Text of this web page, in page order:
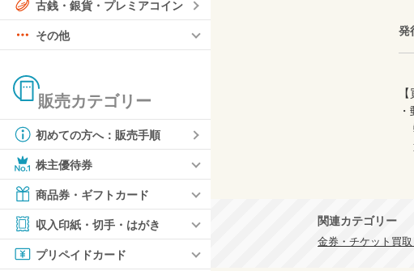
古銭・銀貨・プレミアコイン
その他
販売カテゴリー
初めての方へ：販売手順
株主優待券
商品券・ギフトカード
収入印紙・切手・はがき
プリペイドカード
発
関連カテゴリー
金券・チケット買